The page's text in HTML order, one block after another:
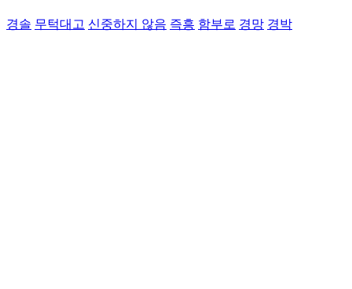
경솔 무턱대고 신중하지 않음 즉흥 함부로 경망 경박